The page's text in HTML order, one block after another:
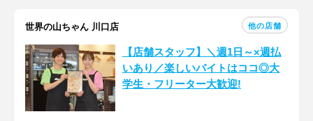
世界の山ちゃん 川口店 他の店舗
【店舗スタッフ】＼週1日～×週払
いあり／楽しいバイトはココ◎大
学生・フリーター大歓迎!